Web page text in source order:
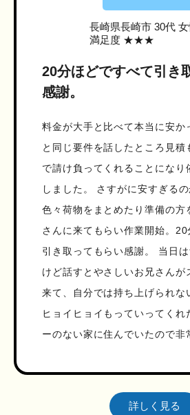
長崎県長崎市 30代
満足度 ★★★
20分ほどですべて引き
感謝。
料金が大手と比べて本当に安か
と同じ要件を話したところ見積
で請け負ってくれることになり
しました。 さすがに安すぎる
色々荷物をまとめたり準備の方
さんに来てもらい作業開始。
引き取ってもらい感謝。 当日
けど話すとやさしいお兄さんが
来て、自分では持ち上げられな
ヒョイヒョイもっていってくれ
ーのない家に住んでいたので非
詳しく見る